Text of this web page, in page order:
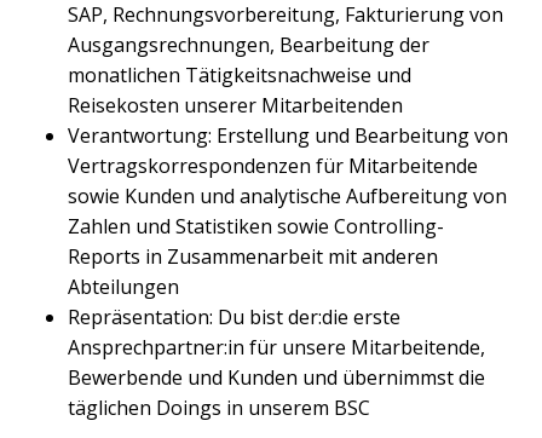
SAP, Rechnungsvorbereitung, Fakturierung von
Ausgangsrechnungen, Bearbeitung der
monatlichen Tätigkeitsnachweise und
Reisekosten unserer Mitarbeitenden
Verantwortung: Erstellung und Bearbeitung von
Vertragskorrespondenzen für Mitarbeitende
sowie Kunden und analytische Aufbereitung von
Zahlen und Statistiken sowie Controlling-
Reports in Zusammenarbeit mit anderen
Abteilungen
Repräsentation: Du bist der:die erste
Ansprechpartner:in für unsere Mitarbeitende,
Bewerbende und Kunden und übernimmst die
täglichen Doings in unserem BSC